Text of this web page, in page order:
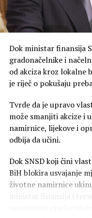
po metru
287 litara – naveo je
za upravljanje
Trenutni dotoci su
hidroakumulacije
odnosu na plan.
– Ona može da radio
Hidroelektrana na
mjesec dana, crpimo
oktobru krenuti
Tada se očekuje
proizuvodnju.
procjenjuje se da će
Dok ministar finansija
gradonačelnike i
od akciza kroz lokalne
je riječ o pokušaju
Tvrde da je upravo
može smanjiti akcize i
namirnice, lijekove i
odbija da učini.
Dok SNSD koji čini
BiH blokira usvajanje
životne namirnice
ministar finansija i